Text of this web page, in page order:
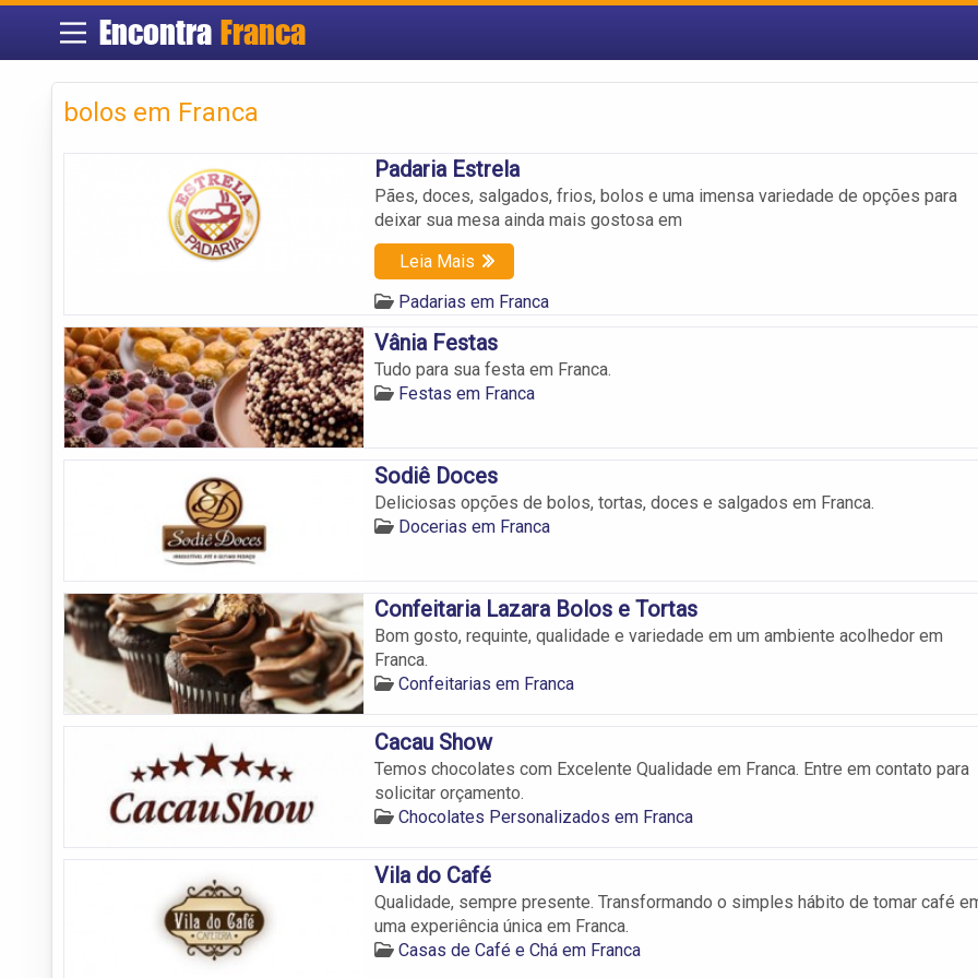
Encontra Franca
bolos em Franca
Padaria Estrela
Pães, doces, salgados, frios, bolos e uma imensa variedade de opções para
deixar sua mesa ainda mais gostosa em
Leia Mais
Padarias em Franca
Vânia Festas
Tudo para sua festa em Franca.
Festas em Franca
Sodiê Doces
Deliciosas opções de bolos, tortas, doces e salgados em Franca.
Docerias em Franca
Confeitaria Lazara Bolos e Tortas
Bom gosto, requinte, qualidade e variedade em um ambiente acolhedor em
Franca.
Confeitarias em Franca
Cacau Show
Temos chocolates com Excelente Qualidade em Franca. Entre em contato para
solicitar orçamento.
Chocolates Personalizados em Franca
Vila do Café
Qualidade, sempre presente. Transformando o simples hábito de tomar café
uma experiência única em Franca.
Casas de Café e Chá em Franca